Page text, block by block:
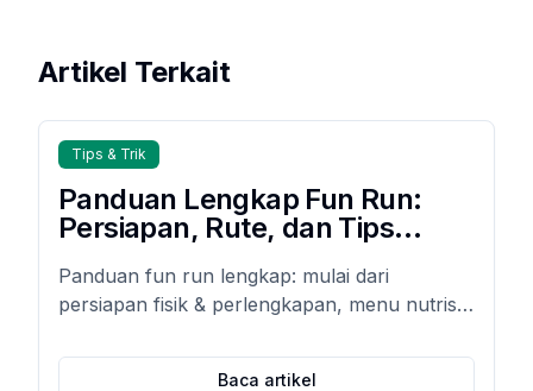
Artikel Terkait
Tips & Trik
Panduan Lengkap Fun Run:
Persiapan, Rute, dan Tips
Panduan fun run lengkap: mulai dari
persiapan fisik & perlengkapan, menu nutrisi
cedera agar lari Anda aman, optimal, dan
Baca artikel